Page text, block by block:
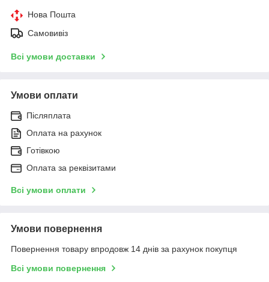
Нова Пошта
Самовивіз
Всі умови доставки
Умови оплати
Післяплата
Оплата на рахунок
Готівкою
Оплата за реквізитами
Всі умови оплати
Умови повернення
Повернення товару впродовж 14 днів за рахунок покупця
Всі умови повернення